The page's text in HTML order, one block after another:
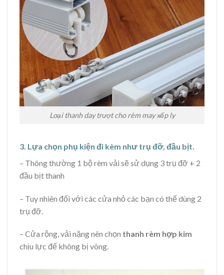
Loại thanh day trượt cho rèm may xếp ly
3. Lựa chọn phụ kiện đi kèm như trụ đỡ, đầu bịt.
– Thông thường 1 bộ rèm vải sẽ sử dụng 3 trụ đỡ + 2
đầu bịt thanh
– Tuy nhiên đối với các cửa nhỏ các bạn có thể dùng 2
trụ đỡ.
– Cửa rộng, vải nặng nên chọn thanh rèm hợp kim
chịu lực để không bị võng.